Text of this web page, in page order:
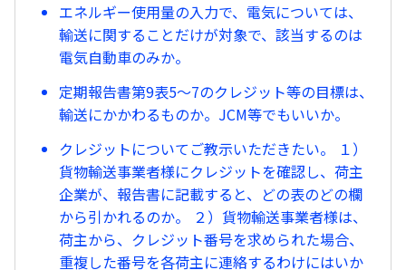
エネルギー使用量の入力で、電気については、
輸送に関することだけが対象で、該当するのは
電気自動車のみか。
定期報告書第9表5〜7のクレジット等の目標は、
輸送にかかわるものか。JCM等でもいいか。
クレジットについてご教示いただきたい。 １）
貨物輸送事業者様にクレジットを確認し、荷主
企業が、報告書に記載すると、どの表のどの欄
から引かれるのか。 ２）貨物輸送事業者様は、
荷主から、クレジット番号を求められた場合、
重複した番号を各荷主に連絡するわけにはいか